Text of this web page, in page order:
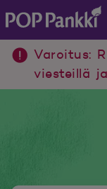
POP Pankki,
Varoitus:
viesteillä